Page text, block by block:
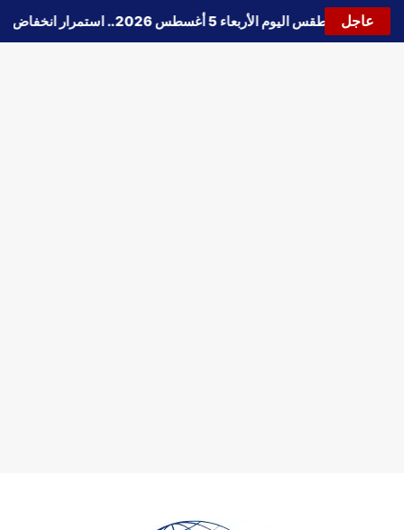
عاجل
🔵 حالة الطقس اليوم الأربعاء 5 أغسطس 2026.. استمرار انخفاض الحرارة وتحذيرات من الشبورة واضطراب الملاحة